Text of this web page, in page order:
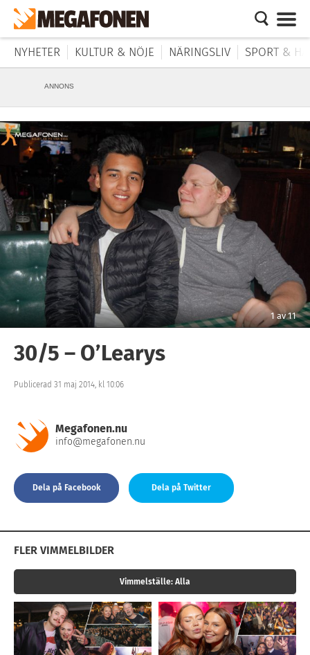
NYHETER KULTUR & NÖJE NÄRINGSLIV SPORT &
ANNONS
1av 11
30/5 – O’Learys
Publicerad 31 maj 2014, kl 10:06
Megafonen.nu
info@megafonen.nu
Dela på Facebook Dela på Twitter
FLER VIMMELBILDER
Vimmelställe: Alla